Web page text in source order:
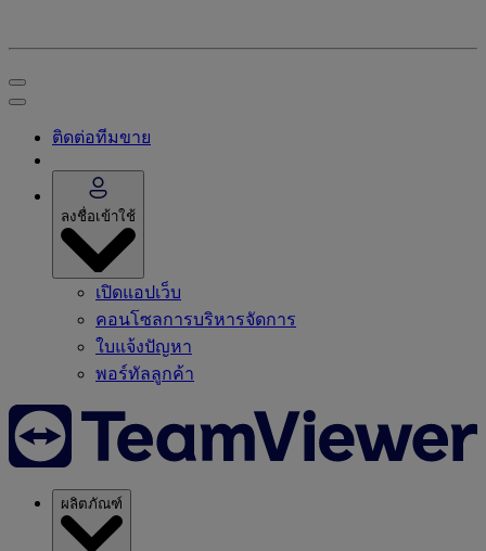
ติดต่อทีมขาย
ลงชื่อเข้าใช้
เปิดแอปเว็บ
คอนโซลการบริหารจัดการ
ใบแจ้งปัญหา
พอร์ทัลลูกค้า
ผลิตภัณฑ์